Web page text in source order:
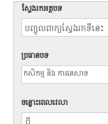
ស្វែងរកអត្ថបទ
ប្រធានបទ
ចន្លោះពេលវេលា